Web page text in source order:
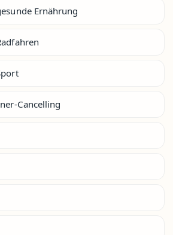
Ernährung
Cancelling